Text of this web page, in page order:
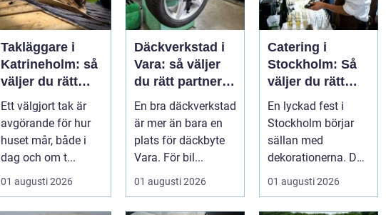
Takläggare i
Katrineholm: så
väljer du rätt
och får ett tak
som håller
Ett välgjort tak är
avgörande för hur
huset mår, både i
dag och om t...
01 augusti 2026
Däckverkstad i
Vara: så väljer
du rätt partner
för säker
körning året
runt
En bra däckverkstad
är mer än bara en
plats för däckbyte
Vara. För bil...
01 augusti 2026
Catering i
Stockholm: Så
väljer du rätt
mat till ditt
evenemang
En lyckad fest i
Stockholm börjar
sällan med
dekorationerna. Den
börjar i köket....
01 augusti 2026